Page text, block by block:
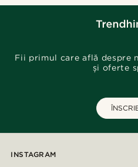
Fii primul care află despre
și oferte
INSTAGRAM